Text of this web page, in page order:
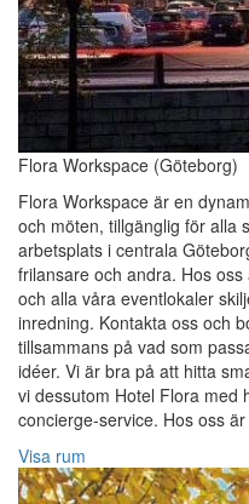
Flora Workspace (Göteborg)
Flora Workspace är en
och möten, tillgänglig för alla
arbetsplats i centrala
frilansare och andra. Hos
och alla våra eventlokaler
inredning. Kontakta oss och
tillsammans på vad som
idéer. Vi är bra på att hitta
vi dessutom Hotel Flora med
concierge-service. Hos oss
Visa rum